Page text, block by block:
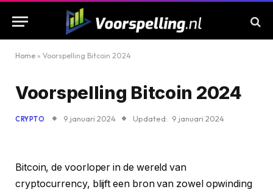
Home » Voorspelling Bitcoin 2024
Voorspelling Bitcoin 2024
CRYPTO 9 januari 2024 Updated: 9 januari 2024
Bitcoin, de voorloper in de wereld van
cryptocurrency, blijft een bron van zowel opwinding